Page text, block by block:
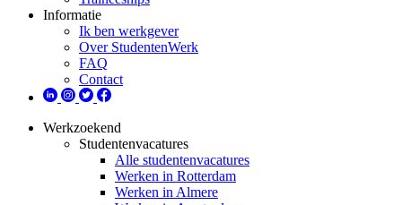
Informatie
Ik ben werkgever
Over StudentenWerk
FAQ
Contact
Werkzoekend
Studentenvacatures
Alle studentenvacatures
Werken in Rotterdam
Werken in Almere